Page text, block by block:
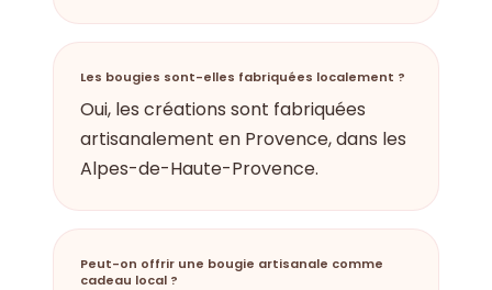
Les bougies sont-elles fabriquées localement ?
Oui, les créations sont fabriquées
artisanalement en Provence, dans les
Alpes-de-Haute-Provence.
Peut-on offrir une bougie artisanale comme
cadeau local ?